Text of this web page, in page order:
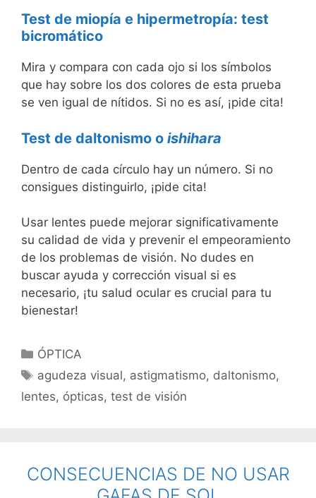
Test de miopía e hipermetropía: test
bicromático
Mira y compara con cada ojo si los símbolos
que hay sobre los dos colores de esta prueba
se ven igual de nítidos. Si no es así, ¡pide cita!
Test de daltonismo o ishihara
Dentro de cada círculo hay un número. Si no
consigues distinguirlo, ¡pide cita!
Usar lentes puede mejorar significativamente
su calidad de vida y prevenir el empeoramiento
de los problemas de visión. No dudes en
buscar ayuda y corrección visual si es
necesario, ¡tu salud ocular es crucial para tu
bienestar!
ÓPTICA
agudeza visual, astigmatismo, daltonismo,
lentes, ópticas, test de visión
CONSECUENCIAS DE NO USAR